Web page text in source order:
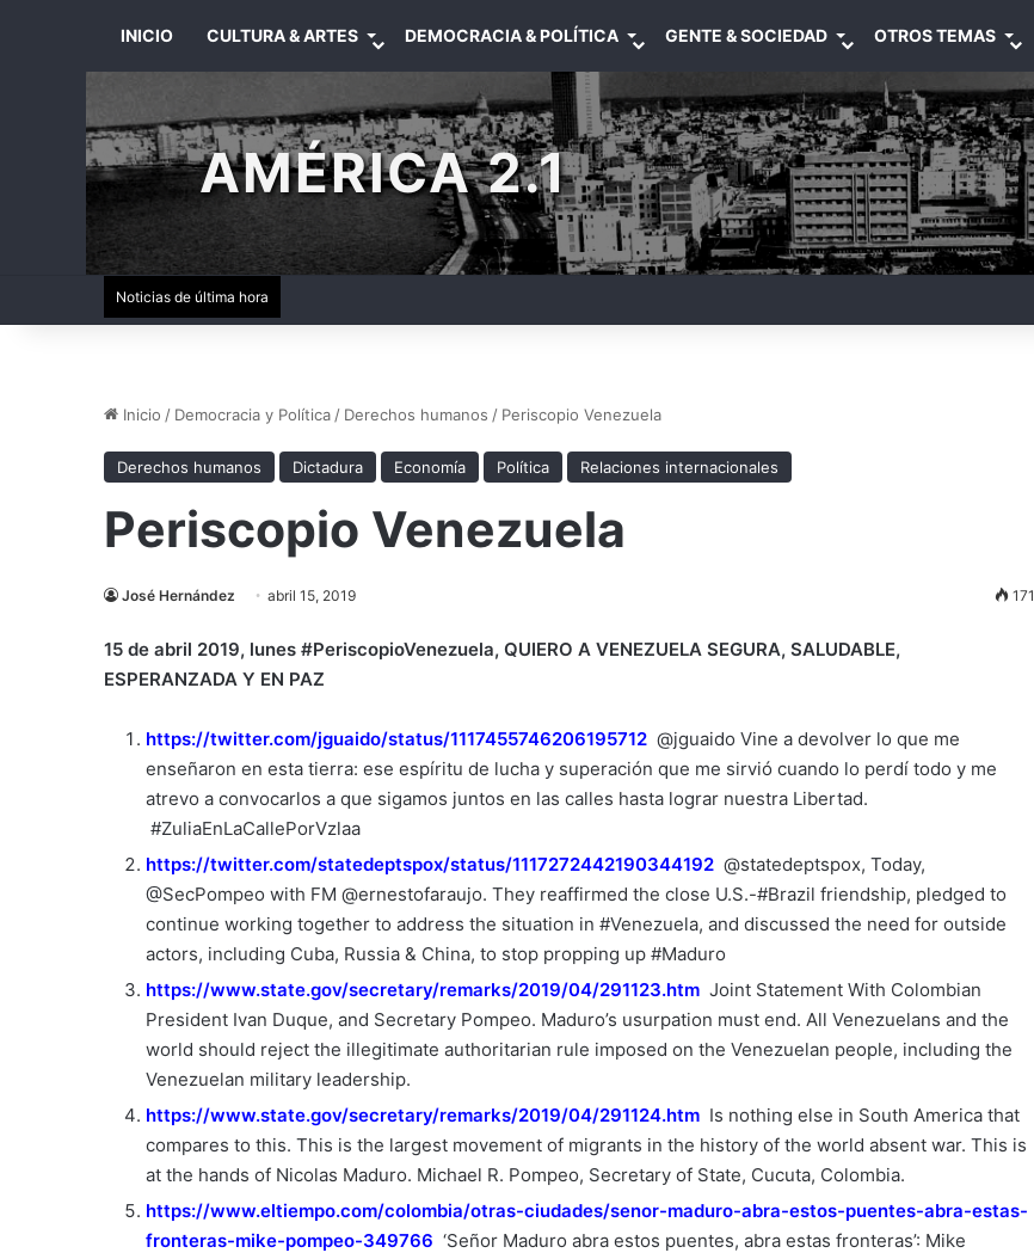
INICIO CULTURA & ARTES DEMOCRACIA & POLÍTICA GENTE & SOCIEDAD OTROS TEMAS
AMÉRICA 2.1
Noticias de última hora
Inicio / Democracia y Política / Derechos humanos / Periscopio Venezuela
Derechos humanos Dictadura Economía Política Relaciones internacionales
Periscopio Venezuela
José Hernández abril 15, 2019 171
15 de abril 2019, lunes #PeriscopioVenezuela, QUIERO A VENEZUELA SEGURA, SALUDABLE,
ESPERANZADA Y EN PAZ
https://twitter.com/jguaido/status/1117455746206195712 @jguaido Vine a devolver lo que me
enseñaron en esta tierra: ese espíritu de lucha y superación que me sirvió cuando lo perdí todo y me
atrevo a convocarlos a que sigamos juntos en las calles hasta lograr nuestra Libertad.
#ZuliaEnLaCallePorVzlaa
https://twitter.com/statedeptspox/status/1117272442190344192 @statedeptspox, Today,
@SecPompeo with FM @ernestofaraujo. They reaffirmed the close U.S.-#Brazil friendship, pledged to
continue working together to address the situation in #Venezuela, and discussed the need for outside
actors, including Cuba, Russia & China, to stop propping up #Maduro
https://www.state.gov/secretary/remarks/2019/04/291123.htm Joint Statement With Colombian
President Ivan Duque, and Secretary Pompeo. Maduro’s usurpation must end. All Venezuelans and the
world should reject the illegitimate authoritarian rule imposed on the Venezuelan people, including the
Venezuelan military leadership.
https://www.state.gov/secretary/remarks/2019/04/291124.htm Is nothing else in South America that
compares to this. This is the largest movement of migrants in the history of the world absent war. This is
at the hands of Nicolas Maduro. Michael R. Pompeo, Secretary of State, Cucuta, Colombia.
https://www.eltiempo.com/colombia/otras-ciudades/senor-maduro-abra-estos-puentes-abra-estas-
fronteras-mike-pompeo-349766 ‘Señor Maduro abra estos puentes, abra estas fronteras’: Mike